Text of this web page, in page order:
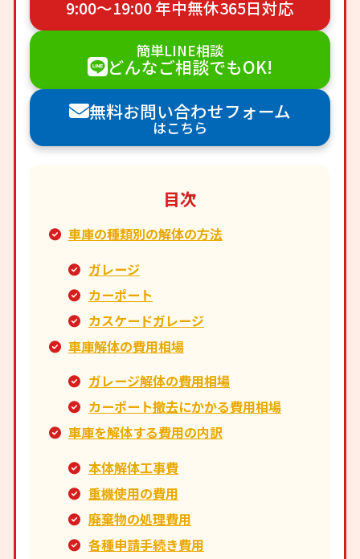
9:00〜19:00 年中無休365日対応
簡単LINE相談
どんなご相談でもOK!
無料お問い合わせフォーム
はこちら
目次
車庫の種類別の解体の方法
ガレージ
カーポート
カスケードガレージ
車庫解体の費用相場
ガレージ解体の費用相場
カーポート撤去にかかる費用相場
車庫を解体する費用の内訳
本体解体工事費
重機使用の費用
廃棄物の処理費用
各種申請手続き費用